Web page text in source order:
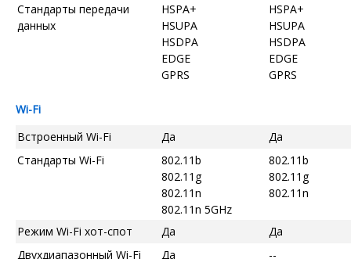
Стандарты передачи
данных
HSPA+
HSUPA
HSDPA
EDGE
GPRS
HSPA+
HSUPA
HSDPA
EDGE
GPRS
Wi-Fi
Встроенный Wi-Fi
Да
Да
Стандарты Wi-Fi
802.11b
802.11g
802.11n
802.11n 5GHz
802.11b
802.11g
802.11n
Режим Wi-Fi хот-спот Да
Да
Двухдиапазонный Wi-Fi
Да --